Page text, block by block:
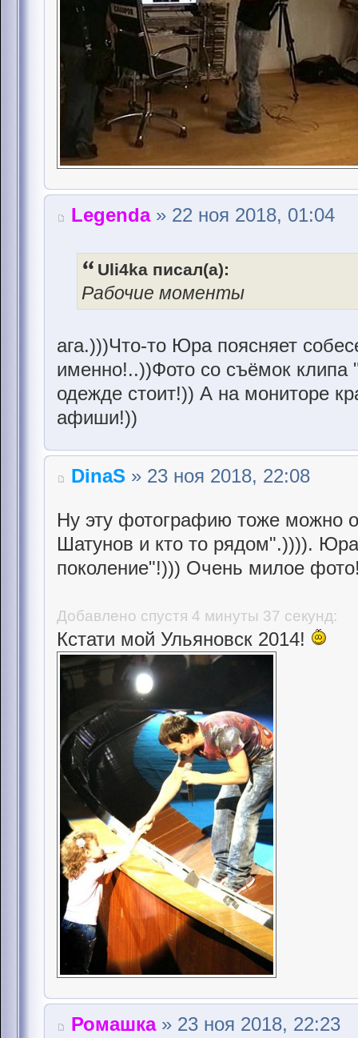
Legenda» 22 ноя 2018, 01:04
Uli4ka писал(а):
Рабочие моменты
ага.)))Что-то Юра поясняет
именно!..))Фото со съёмок
одежде стоит!)) А на мониторе
афиши!))
DinaS » 23 ноя 2018, 22:08
Ну эту фотографию тоже можно
Шатунов и кто то рядом".)))).
поколение"!))) Очень милое
Добавлено спустя 4 минуты 37 секунд:
Кстати мой Ульяновск 2014!
Ромашка» 23 ноя 2018, 22:23